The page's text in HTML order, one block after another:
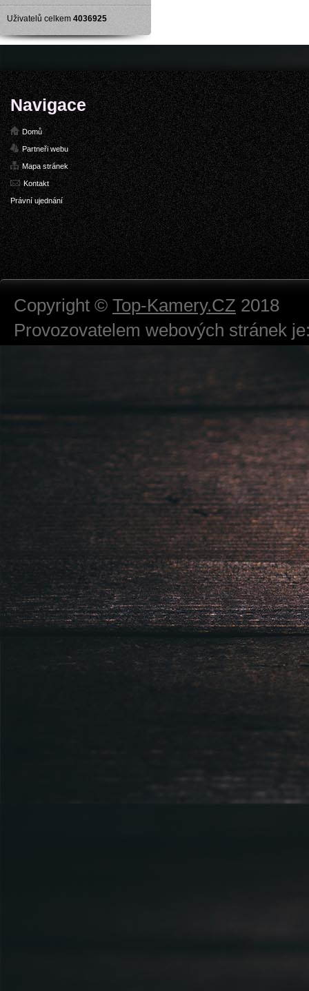
Uživatelů celkem 4036925
Navigace
Domů
Partneři webu
Mapa stránek
Kontakt
Právní ujednání
Copyright © Top-Kamery.CZ 2018
Provozovatelem webových stránek
Městský soud v Praze spisová
Sídlem: Zbraslavská 55/5a, Praha 5